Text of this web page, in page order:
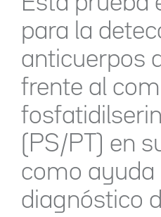
para la
anticuerpos
frente al
(PS/PT) en
como ayuda
diagnóstico